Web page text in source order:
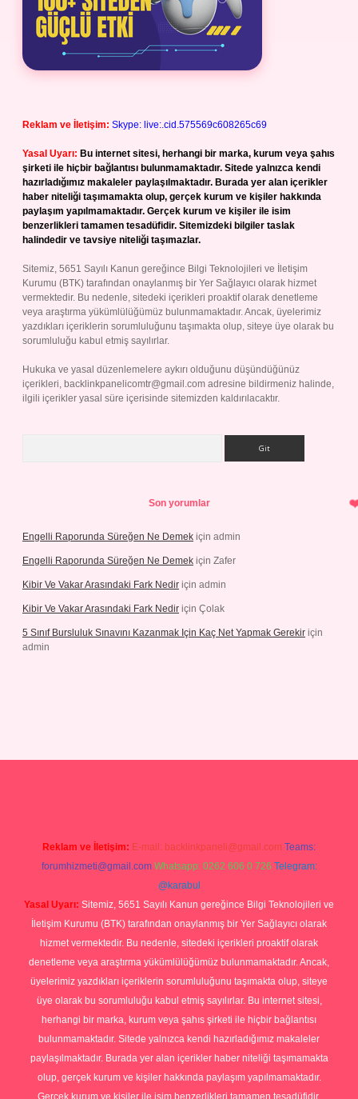
Reklam ve İletişim: Skype: live:.cid.575569c608265c69
Yasal Uyarı: Bu internet sitesi, herhangi bir marka, kurum veya şahıs
şirketi ile hiçbir bağlantısı bulunmamaktadır. Sitede yalnızca kendi
hazırladığımız makaleler paylaşılmaktadır. Burada yer alan içerikler
haber niteliği taşımamakta olup, gerçek kurum ve kişiler hakkında
paylaşım yapılmamaktadır. Gerçek kurum ve kişiler ile isim
benzerlikleri tamamen tesadüfidir. Sitemizdeki bilgiler taslak
halindedir ve tavsiye niteliği taşımazlar.
Sitemiz, 5651 Sayılı Kanun gereğince Bilgi Teknolojileri ve İletişim
Kurumu (BTK) tarafından onaylanmış bir Yer Sağlayıcı olarak hizmet
vermektedir. Bu nedenle, sitedeki içerikleri proaktif olarak denetleme
veya araştırma yükümlülüğümüz bulunmamaktadır. Ancak, üyelerimiz
yazdıkları içeriklerin sorumluluğunu taşımakta olup, siteye üye olarak bu
sorumluluğu kabul etmiş sayılırlar.
Hukuka ve yasal düzenlemelere aykırı olduğunu düşündüğünüz
içerikleri, backlinkpanelicomtr@gmail.com adresine bildirmeniz halinde,
ilgili içerikler yasal süre içerisinde sitemizden kaldırılacaktır.
Son yorumlar
Engelli Raporunda Süreğen Ne Demek için admin
Engelli Raporunda Süreğen Ne Demek için Zafer
Kibir Ve Vakar Arasındaki Fark Nedir için admin
Kibir Ve Vakar Arasındaki Fark Nedir için Çolak
5 Sınıf Bursluluk Sınavını Kazanmak Için Kaç Net Yapmak Gerekir için
admin
Reklam ve İletişim: E-mail: backlinkpaneli@gmail.com Teams:
forumhizmeti@gmail.com Whatsapp: 0262 606 0 726 Telegram:
@karabul
Yasal Uyarı: Sitemiz, 5651 Sayılı Kanun gereğince Bilgi Teknolojileri ve
İletişim Kurumu (BTK) tarafından onaylanmış bir Yer Sağlayıcı olarak
hizmet vermektedir. Bu nedenle, sitedeki içerikleri proaktif olarak
denetleme veya araştırma yükümlülüğümüz bulunmamaktadır. Ancak,
üyelerimiz yazdıkları içeriklerin sorumluluğunu taşımakta olup, siteye
üye olarak bu sorumluluğu kabul etmiş sayılırlar. Bu internet sitesi,
herhangi bir marka, kurum veya şahıs şirketi ile hiçbir bağlantısı
bulunmamaktadır. Sitede yalnızca kendi hazırladığımız makaleler
paylaşılmaktadır. Burada yer alan içerikler haber niteliği taşımamakta
olup, gerçek kurum ve kişiler hakkında paylaşım yapılmamaktadır.
Gerçek kurum ve kişiler ile isim benzerlikleri tamamen tesadüfidir.